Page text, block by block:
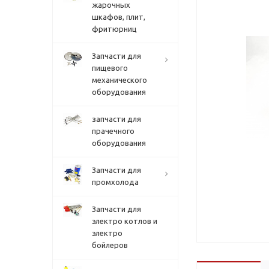
жарочных
шкафов, плит,
фритюрниц
Запчасти для
пищевого
механического
оборудования
запчасти для
прачечного
оборудования
Запчасти для
промхолода
Запчасти для
электро котлов и
электро
бойлеров